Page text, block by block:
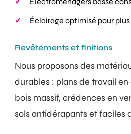
Éclairage optimisé pour
Revêtements et finitions
Nous proposons des
durables : plans de travail
bois massif, crédences en
sols antidérapants et faciles